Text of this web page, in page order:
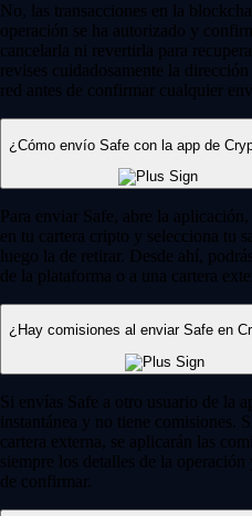
No, las transacciones en la
operación se ha autorizado y
cancelarla ni revertirla para
revises cuidadosamente la
red antes de confirmar cualquier
¿Cómo envío Safe con la app de
Para enviar Safe, abre la
en tu cartera cripto y selecciona tu
luego la de retirar. Desde ahí,
de la plataforma o a una cartera
¿Hay comisiones al enviar Safe en
Si envías Safe a otro usuario de la
instantánea y no tiene comisiones.
cartera externa, se aplicarán las
siempre los detalles de la
de confirmar.